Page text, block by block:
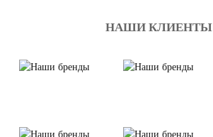
НАШИ КЛИЕНТЫ